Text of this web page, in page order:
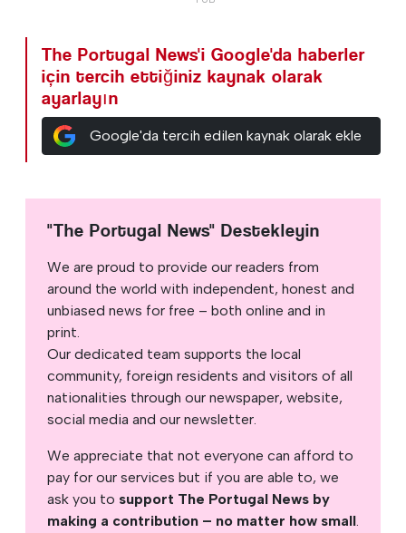
The Portugal News'i Google'da haberler
için tercih ettiğiniz kaynak olarak
ayarlayın
Google'da tercih edilen kaynak olarak ekle
"The Portugal News" Destekleyin
We are proud to provide our readers from
around the world with independent, honest and
unbiased news for free – both online and in
print.
Our dedicated team supports the local
community, foreign residents and visitors of all
nationalities through our newspaper, website,
social media and our newsletter.
We appreciate that not everyone can afford to
pay for our services but if you are able to, we
ask you to support The Portugal News by
making a contribution – no matter how small.